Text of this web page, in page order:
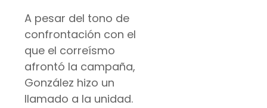
A pesar del tono de
confrontación con el
que el correísmo
afrontó la campaña,
González hizo un
llamado a la unidad.